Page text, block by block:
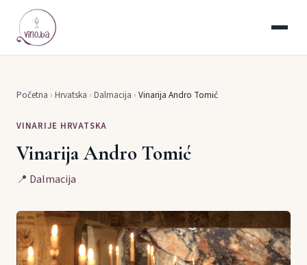
Početna › Hrvatska › Dalmacija › Vinarija Andro Tomić
VINARIJE HRVATSKA
Vinarija Andro Tomić
📍 Dalmacija